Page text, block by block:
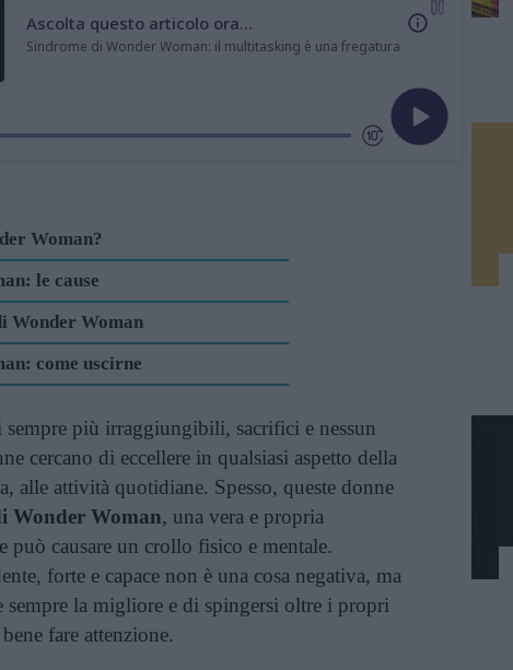
Ascolta questo articolo ora...
Sindrome di Wonder Woman: il multitasking è una fregatura
Woman?
le cause
Wonder Woman
come uscirne
più irraggiungibili, sacrifici e nessun
cercano di eccellere in qualsiasi aspetto della
alle attività quotidiane. Spesso, queste donne
Wonder Woman, una vera e propria
può causare un crollo fisico e mentale.
forte e capace non è una cosa negativa, ma
sempre la migliore e di spingersi oltre i propri
fare attenzione.